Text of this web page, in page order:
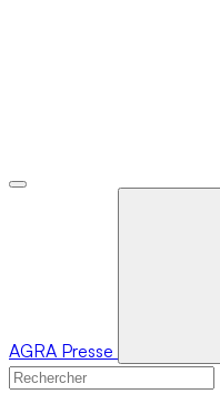
AGRA Presse